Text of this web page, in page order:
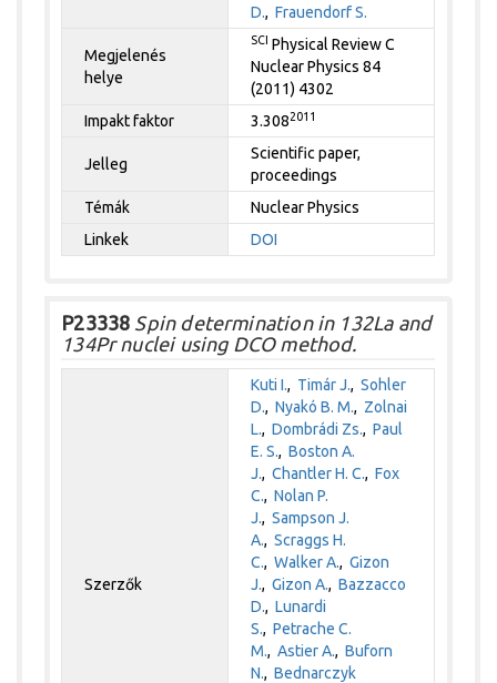
D.,Frauendorf S.
Megjelenés
helye
SCI Physical Review C
Nuclear Physics 84
(2011) 4302
Impakt faktor
3.3082011
Jelleg
Scientific paper,
proceedings
Témák
Nuclear Physics
Linkek
DOI
P23338 Spin determination in 132La and
134Pr nuclei using DCO method.
Szerzők
Kuti I., Timár J.,Sohler
D.,Nyakó B. M., Zolnai
L.,Dombrádi Zs.,Paul
E. S.,Boston A.
J.,Chantler H. C.,Fox
C.,Nolan P.
J.,Sampson J.
A.,Scraggs H.
C.,Walker A.,Gizon
J.,Gizon A.,Bazzacco
D.,Lunardi
S.,Petrache C.
M.,Astier A.,Buforn
N.,Bednarczyk